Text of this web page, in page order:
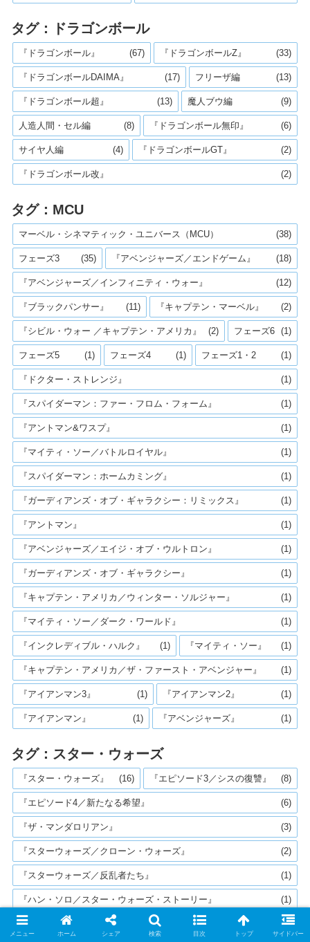
タグ：ドラゴンボール
『ドラゴンボール』 (67) 『ドラゴンボールZ』 (33)
『ドラゴンボールDAIMA』 (17) フリーザ編 (13)
『ドラゴンボール超』 (13) 魔人ブウ編 (9)
人造人間・セル編 (8) 『ドラゴンボール無印』 (6)
サイヤ人編 (4) 『ドラゴンボールGT』 (2)
『ドラゴンボール改』 (2)
タグ：MCU
マーベル・シネマティック・ユニバース（MCU） (38)
フェーズ3 (35) 『アベンジャーズ／エンドゲーム』 (18)
『アベンジャーズ／インフィニティ・ウォー』 (12)
『ブラックパンサー』 (11) 『キャプテン・マーベル』 (2)
『シビル・ウォー ／キャプテン・アメリカ』 (2) フェーズ6 (1)
フェーズ5 (1) フェーズ4 (1) フェーズ1・2 (1)
『ドクター・ストレンジ』 (1)
『スパイダーマン：ファー・フロム・フォーム』 (1)
『アントマン&ワスプ』 (1)
『マイティ・ソー／バトルロイヤル』 (1)
『スパイダーマン：ホームカミング』 (1)
『ガーディアンズ・オブ・ギャラクシー：リミックス』 (1)
『アントマン』 (1)
『アベンジャーズ／エイジ・オブ・ウルトロン』 (1)
『ガーディアンズ・オブ・ギャラクシー』 (1)
『キャプテン・アメリカ／ウィンター・ソルジャー』 (1)
『マイティ・ソー／ダーク・ワールド』 (1)
『インクレディブル・ハルク』 (1) 『マイティ・ソー』 (1)
『キャプテン・アメリカ／ザ・ファースト・アベンジャー』 (1)
『アイアンマン3』 (1) 『アイアンマン2』 (1)
『アイアンマン』 (1) 『アベンジャーズ』 (1)
タグ：スター・ウォーズ
『スター・ウォーズ』 (16) 『エピソード3／シスの復讐』 (8)
『エピソード4／新たなる希望』 (6)
『ザ・マンダロリアン』 (3)
『スターウォーズ／クローン・ウォーズ』 (2)
『スターウォーズ／反乱者たち』 (1)
『ハン・ソロ／スター・ウォーズ・ストーリー』 (1)
『ローグ・ワン／スター・ウォーズ・ストーリー』 (1)
メニュー ホーム シェア 検索 目次 トップ サイドバー